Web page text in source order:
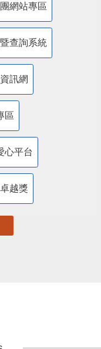
網站專區
查詢系統
訊網
區
心平台
越獎